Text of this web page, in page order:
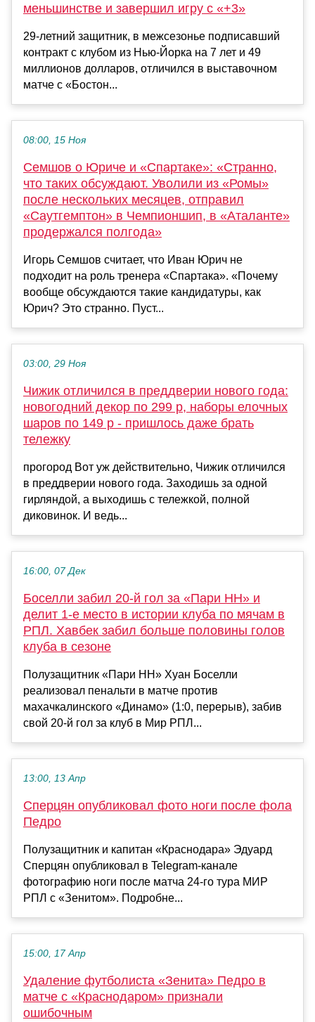
меньшинстве и завершил игру с «+3»
29-летний защитник, в межсезонье подписавший
контракт с клубом из Нью-Йорка на 7 лет и 49
миллионов долларов, отличился в выставочном
матче с «Бостон...
08:00, 15 Ноя
Семшов о Юриче и «Спартаке»: «Странно,
что таких обсуждают. Уволили из «Ромы»
после нескольких месяцев, отправил
«Саутгемптон» в Чемпионшип, в «Аталанте»
продержался полгода»
Игорь Семшов считает, что Иван Юрич не
подходит на роль тренера «Спартака». «Почему
вообще обсуждаются такие кандидатуры, как
Юрич? Это странно. Пуст...
03:00, 29 Ноя
Чижик отличился в преддверии нового года:
новогодний декор по 299 р, наборы елочных
шаров по 149 р - пришлось даже брать
тележку
прогород Вот уж действительно, Чижик отличился
в преддверии нового года. Заходишь за одной
гирляндой, а выходишь с тележкой, полной
диковинок. И ведь...
16:00, 07 Дек
Боселли забил 20-й гол за «Пари НН» и
делит 1-е место в истории клуба по мячам в
РПЛ. Хавбек забил больше половины голов
клуба в сезоне
Полузащитник «Пари НН» Хуан Боселли
реализовал пенальти в матче против
махачкалинского «Динамо» (1:0, перерыв), забив
свой 20-й гол за клуб в Мир РПЛ...
13:00, 13 Апр
Сперцян опубликовал фото ноги после фола
Педро
Полузащитник и капитан «Краснодара» Эдуард
Сперцян опубликовал в Telegram‑канале
фотографию ноги после матча 24‑го тура МИР
РПЛ с «Зенитом». Подробне...
15:00, 17 Апр
Удаление футболиста «Зенита» Педро в
матче с «Краснодаром» признали
ошибочным